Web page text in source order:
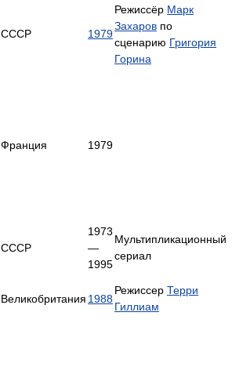
СССР 1979
Режиссёр Марк
Захаров по
сценарию Григория
Горина
Франция 1979
СССР
1973
—
1995
Мультипликационный
сериал
Великобритания 1988
Режиссер Терри
Гиллиам